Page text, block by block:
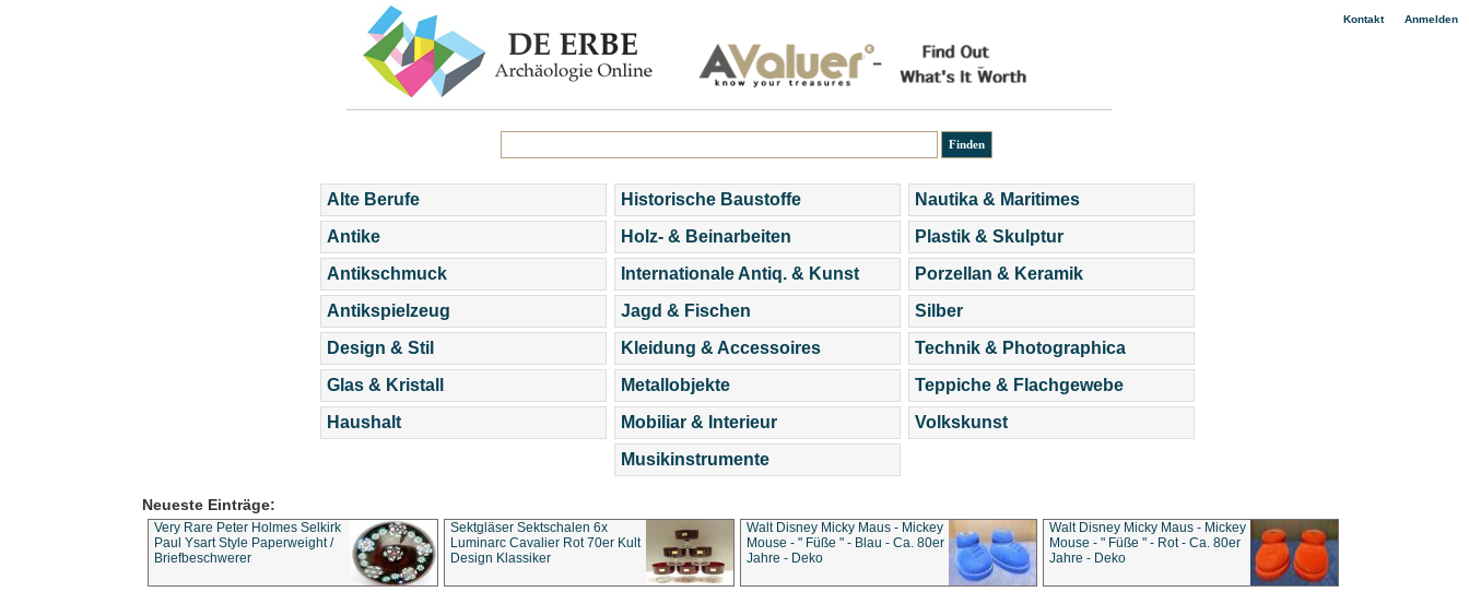
Kontakt| Anmelden
Alte Berufe
Antike
Antikschmuck
Antikspielzeug
Design & Stil
Glas & Kristall
Haushalt
Historische Baustoffe
Holz- & Beinarbeiten
Internationale Antiq. & Kunst
Jagd & Fischen
Kleidung & Accessoires
Metallobjekte
Mobiliar & Interieur
Musikinstrumente
Nautika & Maritimes
Plastik & Skulptur
Porzellan & Keramik
Silber
Technik & Photographica
Teppiche & Flachgewebe
Volkskunst
Neueste Einträge:
Very Rare Peter Holmes Selkirk
Paul Ysart Style Paperweight /
Briefbeschwerer
Sektgläser Sektschalen 6x
Luminarc Cavalier Rot 70er Kult
Design Klassiker
Walt Disney Micky Maus - Mickey
Mouse - " Füße " - Blau - Ca. 80er
Jahre - Deko
Walt Disney Micky Maus - Mickey
Mouse - " Füße " - Rot - Ca. 80er
Jahre - Deko